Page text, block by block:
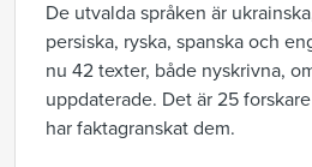
De utvalda språken är
persiska, ryska, spanska och
nu 42 texter, både nyskrivna,
uppdaterade. Det är 25
har faktagranskat dem.